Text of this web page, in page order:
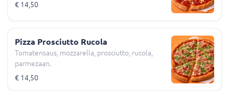
€ 14,50
Pizza Prosciutto Rucola
Tomatensaus, mozzarella, prosciutto, rucola,
parmezaan.
€ 14,50